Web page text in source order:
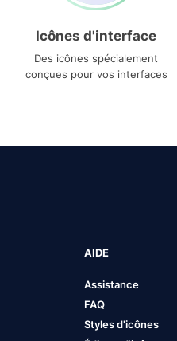
Icônes d'interface
Des icônes spécialement
conçues pour vos interfaces
AIDE
Assistance
FAQ
Styles d'icônes